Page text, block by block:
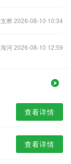
桦 2026-08-10 10:34
河 2026-08-10 12:59
查看详情
查看详情